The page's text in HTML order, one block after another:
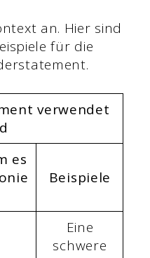
an. Hier sind
für die
verwendet
es
Beispiele
Eine
schwere